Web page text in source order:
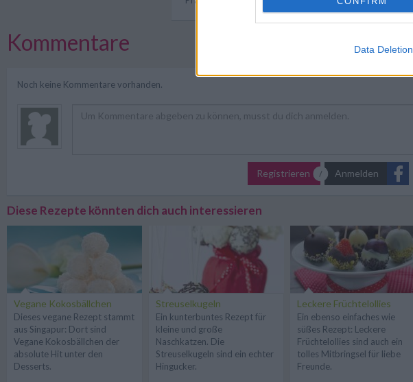
Data Deletion
Kommentare
Noch keine Kommentare vorhanden.
Registrieren Anmelden
Diese Rezepte könnten dich auch interessieren
Vegane Kokosbällchen
Dieses vegane Rezept stammt
aus Singapur: Dort sind
Vegane Kokosbällchen der
absolute Hit unter den
Desserts.
Streuselkugeln
Ein kunterbuntes Rezept für
kleine und große
Naschkatzen. Die
Streuselkugeln sind ein echter
Hingucker.
Leckere Früchtelollies
Ein ebenso einfaches wie
süßes Rezept: Leckere
Früchtelollies sind auch ein
tolles Mitbringsel für liebe
Freunde.